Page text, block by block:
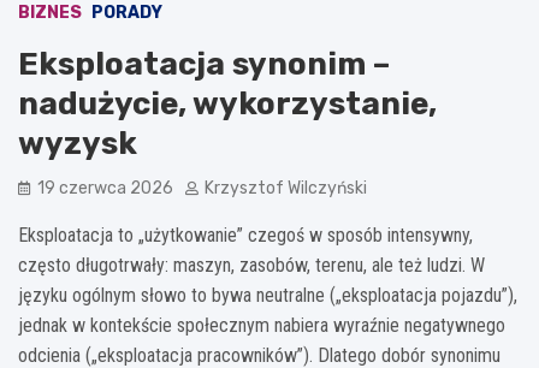
BIZNES PORADY
Eksploatacja synonim –
nadużycie, wykorzystanie,
wyzysk
19 czerwca 2026 Krzysztof Wilczyński
Eksploatacja to „użytkowanie” czegoś w sposób intensywny,
często długotrwały: maszyn, zasobów, terenu, ale też ludzi. W
języku ogólnym słowo to bywa neutralne („eksploatacja pojazdu”),
jednak w kontekście społecznym nabiera wyraźnie negatywnego
odcienia („eksploatacja pracowników”). Dlatego dobór synonimu